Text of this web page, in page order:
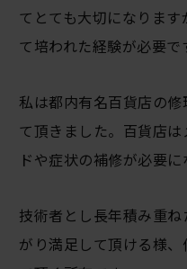
てとても大切になりま
て培われた経験が必要で
私は都内有名百貨店の
て頂きました。百貨店
ドや症状の補修が必要に
技術者とし長年積み重
がり満足して頂ける様